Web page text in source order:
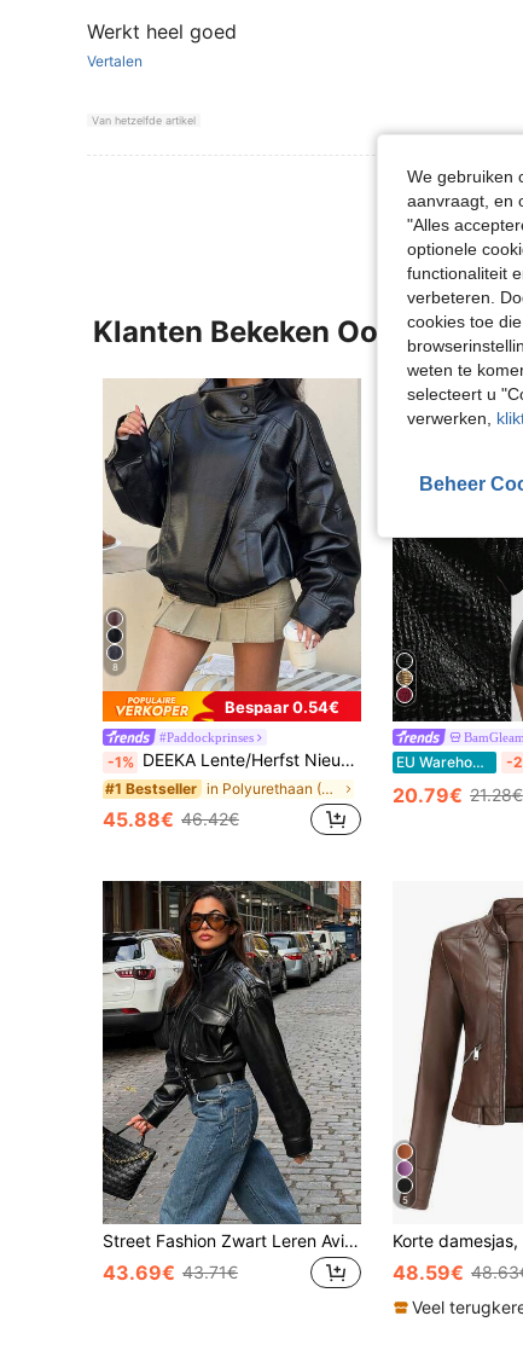
Werkt heel goed
Vertalen
Van hetzelfde artikel
Meer
Klanten Bekeken Ook
8
Bespaar 0.54€
#Paddockprinses
-1% DEEKA Lente/Herfst Nieuwe Dames Losse Oversized Europese en Amerikaanse Stijl Mode Minimalistische Veelzijdige Jas Kunstleer Jas Zwart, Stille Herfst
#1 Bestseller in Polyurethaan (PU) Dames bovenkleding
45.88€ 46.42€
BamGleam
EU Warehouse -
20.79€ 21.28€
Street Fashion Zwart Leren Aviator Jas Dames Lange Mouwen Met Zakken Elastische Korte Jas Herfst Winter Lente Buitenkleding Vakantie Herfst
43.69€ 43.71€
5
48.59€
Veel
We gebruiken
aanvraagt, en
"Alles
optionele
functionaliteit
verbeteren.
cookies toe
weten te
selecteert u
verwerken,
Beheer